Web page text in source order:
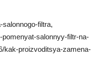
filtra,
salonnyy-filtr-na-
kak-proizvoditsya-zamena-